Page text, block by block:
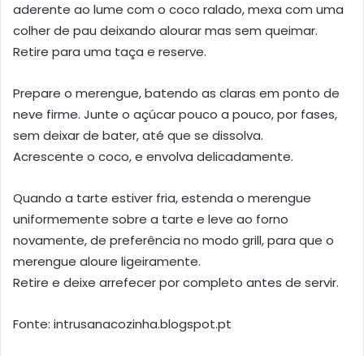
aderente ao lume com o coco ralado, mexa com uma
colher de pau deixando alourar mas sem queimar.
Retire para uma taça e reserve.
Prepare o merengue, batendo as claras em ponto de
neve firme. Junte o açúcar pouco a pouco, por fases,
sem deixar de bater, até que se dissolva.
Acrescente o coco, e envolva delicadamente.
Quando a tarte estiver fria, estenda o merengue
uniformemente sobre a tarte e leve ao forno
novamente, de preferência no modo grill, para que o
merengue aloure ligeiramente.
Retire e deixe arrefecer por completo antes de servir.
Fonte: intrusanacozinha.blogspot.pt